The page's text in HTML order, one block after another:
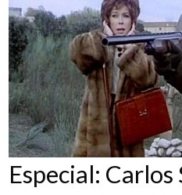
Especial: Carlos